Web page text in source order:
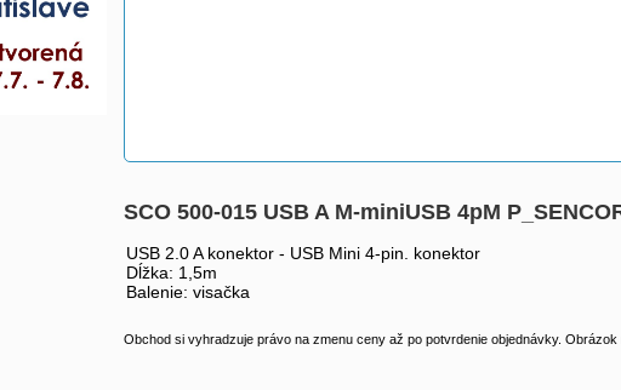
SCO 500-015 USB A M-miniUSB 4pM
USB 2.0 A konektor - USB Mini 4-pin. konektor
Dĺžka: 1,5m
Balenie: visačka
Obchod si vyhradzuje právo na zmenu ceny až po potvrdenie objednávky. Obrázok